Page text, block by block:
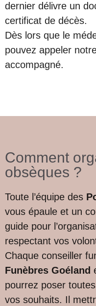
dernier délivre un
certificat de décès.
Dès lors que le
pouvez appeler
accompagné.
Comment
obsèques ?
Toute l’équipe des
vous épaule et un
guide pour
respectant vos
Chaque conseiller
Funèbres Goéland
pourrez poser
vos souhaits. Il